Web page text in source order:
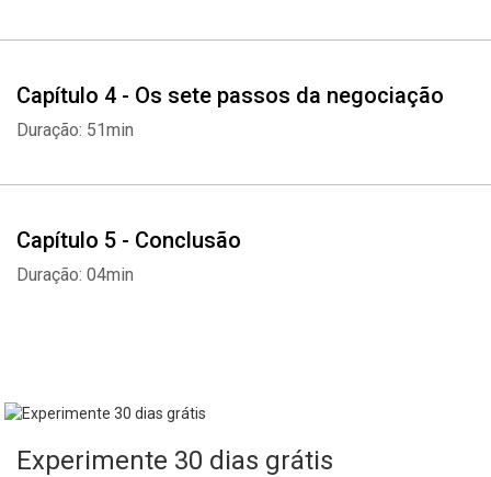
Capítulo 4 - Os sete passos da negociação
Duração: 51min
Capítulo 5 - Conclusão
Duração: 04min
Experimente 30 dias grátis